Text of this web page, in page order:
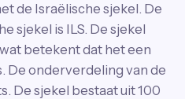
de Israëlische sjekel. De
sjekel is ILS. De sjekel
betekent dat het een
De onderverdeling van de
De sjekel bestaat uit 100